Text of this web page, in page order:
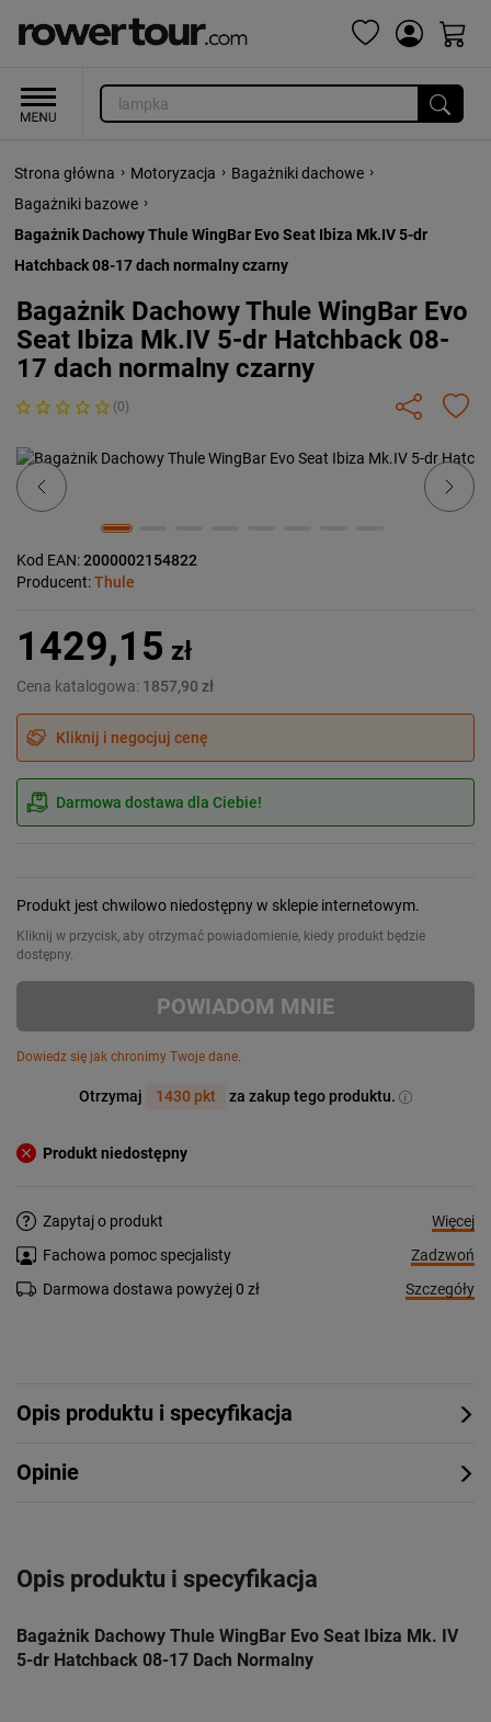
Strona główna › Motoryzacja › Bagażniki dachowe ›
Bagażniki bazowe ›
Bagażnik Dachowy Thule WingBar Evo Seat Ibiza Mk.IV 5-dr
Hatchback 08-17 dach normalny czarny
Bagażnik Dachowy Thule WingBar Evo
Seat Ibiza Mk.IV 5-dr Hatchback 08-
17 dach normalny czarny
(0)
Previous Next
Kod EAN:2000002154822
Producent:Thule
1429,15 zł
Cena katalogowa: 1857,90 zł
Kliknij i negocjuj cenę
Darmowa dostawa dla Ciebie!
Produkt jest chwilowo niedostępny w sklepie internetowym.
Kliknij w przycisk, aby otrzymać powiadomienie, kiedy produkt będzie
dostępny.
POWIADOM MNIE
Dowiedz się jak chronimy Twoje dane.
Otrzymaj 1430 pkt za zakup tego produktu.
Produkt niedostępny
Zapytaj o produkt
Więcej
Fachowa pomoc specjalisty
Zadzwoń
Darmowa dostawa powyżej 0 zł
Szczegóły
Opis produktu i specyfikacja
Opinie
Opis produktu i specyfikacja
Bagażnik Dachowy Thule WingBar Evo Seat Ibiza Mk. IV
5-dr Hatchback 08-17 Dach Normalny